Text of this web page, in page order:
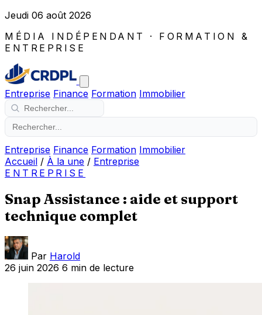
Jeudi 06 août 2026
MÉDIA INDÉPENDANT · FORMATION &
ENTREPRISE
Entreprise Finance Formation Immobilier
Entreprise Finance Formation Immobilier
Accueil / À la une / Entreprise
ENTREPRISE
Snap Assistance : aide et support
technique complet
Par Harold
26 juin 2026 6 min de lecture